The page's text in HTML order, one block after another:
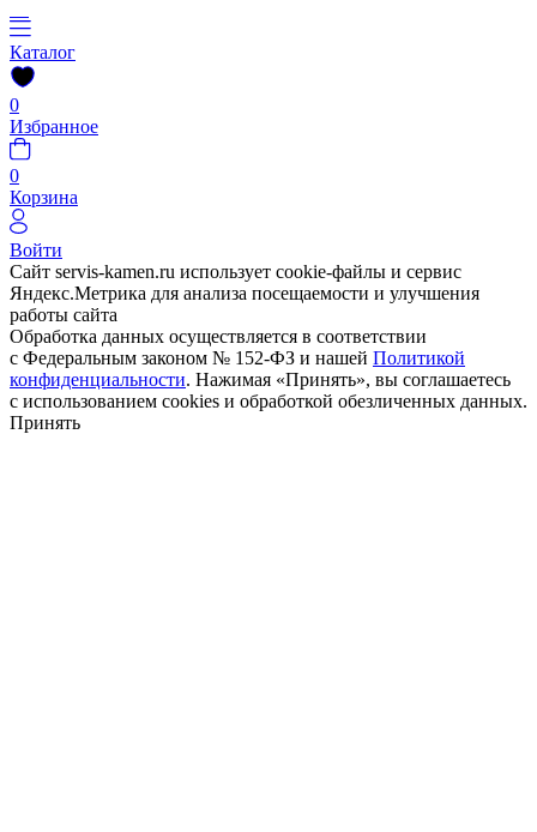
Каталог
0
Избранное
0
Корзина
Войти
Сайт servis-kamen.ru использует cookie-файлы и сервис
Яндекс.Метрика для анализа посещаемости и улучшения
работы сайта
Обработка данных осуществляется в соответствии
с Федеральным законом № 152-ФЗ и нашей Политикой
конфиденциальности. Нажимая «Принять», вы соглашаетесь
с использованием cookies и обработкой обезличенных данных.
Принять